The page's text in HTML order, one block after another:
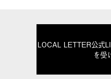
LOCAL LETTER公式
を受